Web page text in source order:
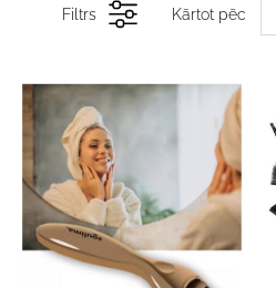
Filtrs Kārtot pēc